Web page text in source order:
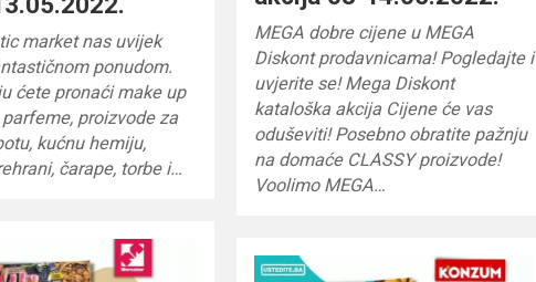
MEGA dobre cijene u MEGA
Diskont prodavnicama! Pogledajte i
uvjerite se! Mega Diskont
kataloška akcija Cijene će vas
oduševiti! Posebno obratite pažnju
na domaće CLASSY proizvode!
Voolimo MEGA…
market nas uvijek
ponudom.
ćete pronaći make up
proizvode za
kućnu hemiju,
čarape, torbe i…